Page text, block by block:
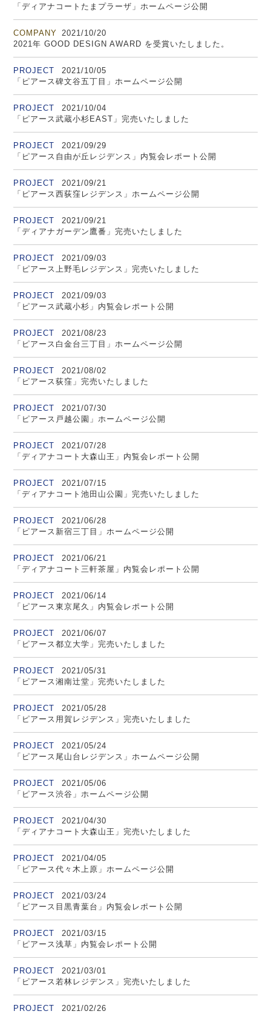
「ディアナコートたまプラーザ」ホームページ公開
COMPANY
2021/10/20
2021年 GOOD DESIGN AWARD を受賞いたしました。
PROJECT
2021/10/05
「ピアース碑文谷五丁目」ホームページ公開
PROJECT
2021/10/04
「ピアース武蔵小杉EAST」完売いたしました
PROJECT
2021/09/29
「ピアース自由が丘レジデンス」内覧会レポート公開
PROJECT
2021/09/21
「ピアース西荻窪レジデンス」ホームページ公開
PROJECT
2021/09/21
「ディアナガーデン鷹番」完売いたしました
PROJECT
2021/09/03
「ピアース上野毛レジデンス」完売いたしました
PROJECT
2021/09/03
「ピアース武蔵小杉」内覧会レポート公開
PROJECT
2021/08/23
「ピアース白金台三丁目」ホームページ公開
PROJECT
2021/08/02
「ピアース荻窪」完売いたしました
PROJECT
2021/07/30
「ピアース戸越公園」ホームページ公開
PROJECT
2021/07/28
「ディアナコート大森山王」内覧会レポート公開
PROJECT
2021/07/15
「ディアナコート池田山公園」完売いたしました
PROJECT
2021/06/28
「ピアース新宿三丁目」ホームページ公開
PROJECT
2021/06/21
「ディアナコート三軒茶屋」内覧会レポート公開
PROJECT
2021/06/14
「ピアース東京尾久」内覧会レポート公開
PROJECT
2021/06/07
「ピアース都立大学」完売いたしました
PROJECT
2021/05/31
「ピアース湘南辻堂」完売いたしました
PROJECT
2021/05/28
「ピアース用賀レジデンス」完売いたしました
PROJECT
2021/05/24
「ピアース尾山台レジデンス」ホームページ公開
PROJECT
2021/05/06
「ピアース渋谷」ホームページ公開
PROJECT
2021/04/30
「ディアナコート大森山王」完売いたしました
PROJECT
2021/04/05
「ピアース代々木上原」ホームページ公開
PROJECT
2021/03/24
「ピアース目黒青葉台」内覧会レポート公開
PROJECT
2021/03/15
「ピアース浅草」内覧会レポート公開
PROJECT
2021/03/01
「ピアース若林レジデンス」完売いたしました
PROJECT
2021/02/26